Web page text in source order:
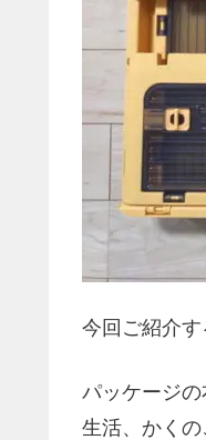
今回ご紹介
パッケージ
生活、かく